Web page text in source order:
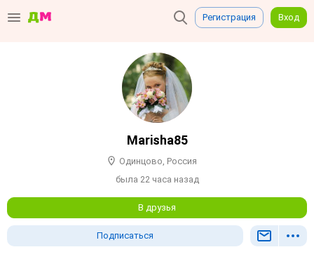
Регистрация Вход
Marisha85
Одинцово, Россия
была 22 часа назад
В друзья
Подписаться